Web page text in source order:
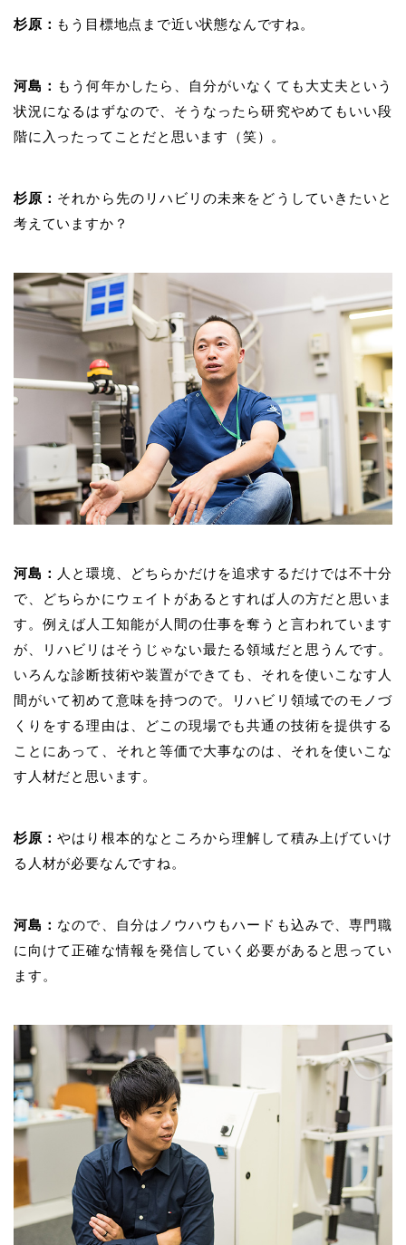
杉原： もう目標地点まで近い状態なんですね。
河島： もう何年かしたら、自分がいなくても大丈夫という
状況になるはずなので、そうなったら研究やめてもいい段
階に入ったってことだと思います（笑）。
杉原： それから先のリハビリの未来をどうしていきたいと
考えていますか？
河島： 人と環境、どちらかだけを追求するだけでは不十分
で、どちらかにウェイトがあるとすれば人の方だと思いま
す。例えば人工知能が人間の仕事を奪うと言われています
が、リハビリはそうじゃない最たる領域だと思うんです。
いろんな診断技術や装置ができても、それを使いこなす人
間がいて初めて意味を持つので。リハビリ領域でのモノづ
くりをする理由は、どこの現場でも共通の技術を提供する
ことにあって、それと等価で大事なのは、それを使いこな
す人材だと思います。
杉原：やはり根本的なところから理解して積み上げていけ
る人材が必要なんですね。
河島： なので、自分はノウハウもハードも込みで、専門職
に向けて正確な情報を発信していく必要があると思ってい
ます。